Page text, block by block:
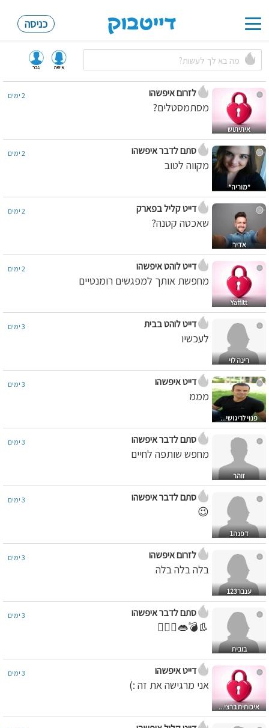
Toggle
כניסה
איתיתוש
2 ימים לזרום איפשהו
מסתמסטלים?
*מוריה*
2 ימים סתם לדבר איפשהו
מקווה לטוב
אדיר
2 ימים דייט קליל בפארק
שאכטה קטנה?
Yaffitt
2 ימים דייט לוהט איפשהו
מחפשת אותך למפגשים רומנטיים
רינה לוי
3 ימים דייט לוהט בבית
לעכשיו
פנוי לריגושי...
3 ימים דייט איפשהו
מממ
זוהר
3 ימים סתם לדבר איפשהו
מחפש שותפה לחיים
דפנה1
3 ימים סתם לדבר איפשהו
😉
ענבר123
3 ימים לזרום איפשהו
בלה בלה בלה
בובית
3 ימים סתם לדבר איפשהו
👢💣👄👩‍❤️‍👩
איכותית ברצי...
3 ימים דייט איפשהו
אני מרגישה את זה :)